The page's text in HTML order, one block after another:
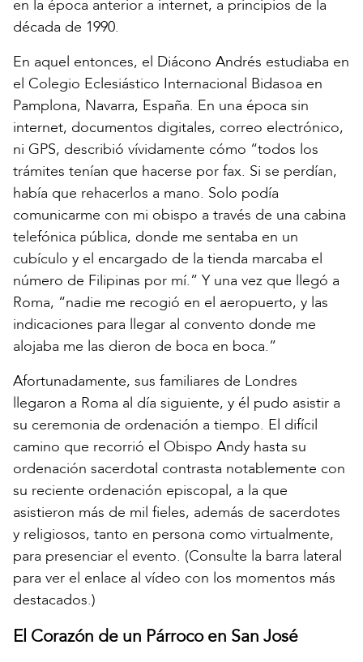
en la época anterior a internet, a principios de la
década de 1990.
En aquel entonces, el Diácono Andrés estudiaba en
el Colegio Eclesiástico Internacional Bidasoa en
Pamplona, Navarra, España. En una época sin
internet, documentos digitales, correo electrónico,
ni GPS, describió vívidamente cómo “todos los
trámites tenían que hacerse por fax. Si se perdían,
había que rehacerlos a mano. Solo podía
comunicarme con mi obispo a través de una cabina
telefónica pública, donde me sentaba en un
cubículo y el encargado de la tienda marcaba el
número de Filipinas por mí.” Y una vez que llegó a
Roma, “nadie me recogió en el aeropuerto, y las
indicaciones para llegar al convento donde me
alojaba me las dieron de boca en boca.”
Afortunadamente, sus familiares de Londres
llegaron a Roma al día siguiente, y él pudo asistir a
su ceremonia de ordenación a tiempo. El difícil
camino que recorrió el Obispo Andy hasta su
ordenación sacerdotal contrasta notablemente con
su reciente ordenación episcopal, a la que
asistieron más de mil fieles, además de sacerdotes
y religiosos, tanto en persona como virtualmente,
para presenciar el evento. (Consulte la barra lateral
para ver el enlace al vídeo con los momentos más
destacados.)
El Corazón de un Párroco en San José